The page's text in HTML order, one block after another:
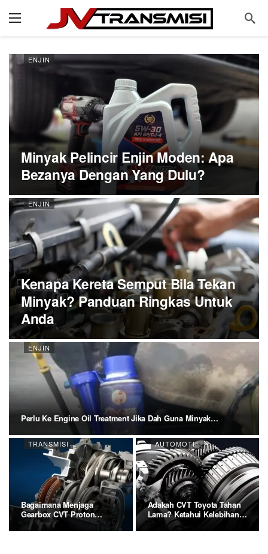
ENJIN
Minyak Pelincir Enjin Moden: Apa
Bezanya Dengan Yang Dulu?
ENJIN
Kenapa Kereta Semput Bila Tekan
Minyak? Panduan Ringkas Untuk
Anda
ENJIN
Perlu Ke Engine Oil Treatment Jika Dah Guna Minyak…
TRANSMISI
Bagaimana Menjaga
Gearbox CVT Proton
Supaya Tidak Cepat…
AUTOMOTIF
Adakah CVT Toyota Tahan
Lama? Ketahui Kelebihan
Dan…